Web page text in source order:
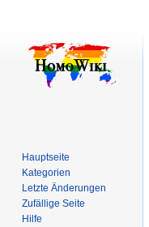
Hauptseite
Kategorien
Letzte Änderungen
Zufällige Seite
Hilfe